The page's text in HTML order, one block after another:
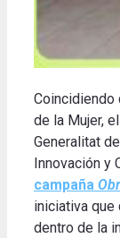
Coincidiendo
de la Mujer,
Generalitat
Innovación y
campaña
iniciativa
dentro de la